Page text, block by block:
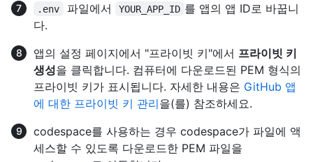
.env 파일에서 YOUR_APP_ID 를 앱의 앱 ID로 바꿉니
다.
앱의 설정 페이지에서 "프라이빗 키"에서 프라이빗 키
생성을 클릭합니다. 컴퓨터에 다운로드된 PEM 형식의
프라이빗 키가 표시됩니다. 자세한 내용은 GitHub 앱
에 대한 프라이빗 키 관리을(를) 참조하세요.
codespace를 사용하는 경우 codespace가 파일에 액
세스할 수 있도록 다운로드한 PEM 파일을